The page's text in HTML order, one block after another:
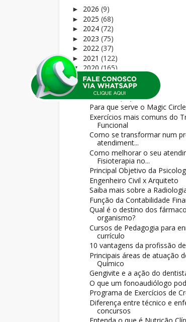
► 2026 (9)
► 2025 (68)
► 2024 (72)
► 2023 (75)
► 2022 (37)
► 2021 (122)
▼ 2020 (165)
►dezembro(12)
►novembro(20)
▼outubro(27)
Para que serve o Magic
Exercícios mais comuns do
Funcional
Como se transformar num
atendiment...
Como melhorar o seu
Fisioterapia no...
Principal Objetivo da
Engenheiro Civil x Arquiteto
Saiba mais sobre a
Função da Contabilidade
Qual é o destino dos
organismo?
Cursos de Pedagogia para
currículo
10 vantagens da profissão
Principais áreas de atuação
Químico
Gengivite e a ação do
O que um fonoaudiólogo
Programa de Exercícios de
Diferença entre técnico e
concursos